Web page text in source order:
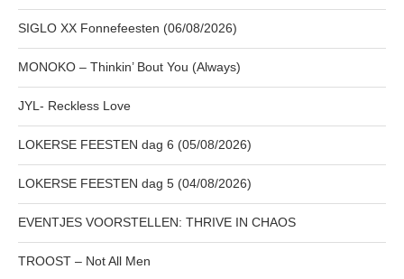
SIGLO XX Fonnefeesten (06/08/2026)
MONOKO – Thinkin’ Bout You (Always)
JYL- Reckless Love
LOKERSE FEESTEN dag 6 (05/08/2026)
LOKERSE FEESTEN dag 5 (04/08/2026)
EVENTJES VOORSTELLEN: THRIVE IN CHAOS
TROOST – Not All Men